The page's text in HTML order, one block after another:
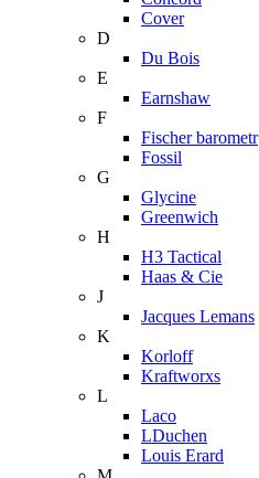
Cover
D
Du Bois
E
Earnshaw
F
Fischer barometr
Fossil
G
Glycine
Greenwich
H
H3 Tactical
Haas & Cie
J
Jacques Lemans
K
Korloff
Kraftworxs
L
Laco
LDuchen
Louis Erard